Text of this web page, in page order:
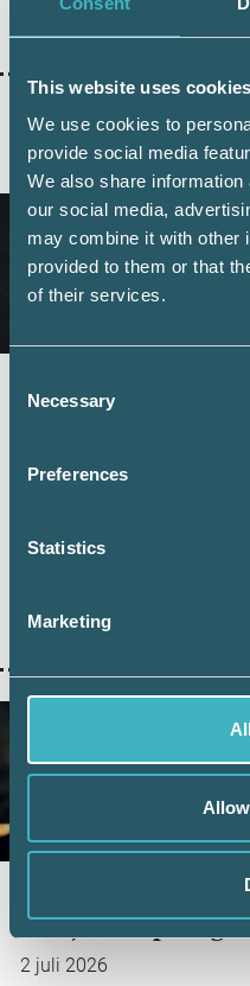
This website uses cookies
We use cookies to
provide social media
We also share
our social media,
may combine it with other
provided to them or that
of their services.
Selection
Necessary
Preferences
Statistics
Marketing
Dela:
AKTUELLA ARTIKLAR
Fler företag väljer
6 juli 2026
Under juni 2026 sattes ett
lämnade in sin
visar ny statistik från
ger färre kompletteringar
Nytt HFD-besked:
av lojalitetspoäng
2 juli 2026